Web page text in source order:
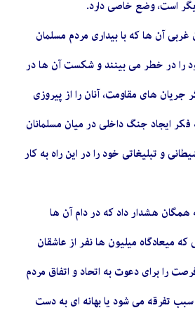
است، وضع خاصی دارد.
آن ها که با بیداری مردم مسلمان
را در خطر می بینند و شکست آن ها در
جریان های مقاومت، آنان را از پیروزی
ایجاد جنگ داخلی در میان مسلمانان
و تبلیغاتی خود را در این راه به کار
همگان هشدار داد که در دام آن ها
میعادگاه میلیون ها نفر از عاشقان
را برای دعوت به اتحاد و اتفاق مردم
تفرقه می شود یا بهانه ای به دست